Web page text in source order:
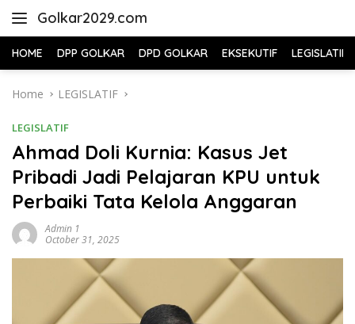
Golkar2029.com
HOME DPP GOLKAR DPD GOLKAR EKSEKUTIF LEGISLATIF
Home LEGISLATIF
LEGISLATIF
Ahmad Doli Kurnia: Kasus Jet
Pribadi Jadi Pelajaran KPU untuk
Perbaiki Tata Kelola Anggaran
Admin 1
October 31, 2025